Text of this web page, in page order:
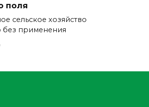
поля
сельское хозяйство
применения